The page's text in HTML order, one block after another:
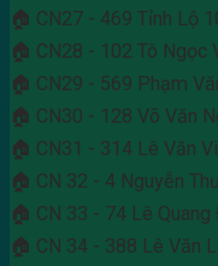
🏠 CN27 - 469 Tỉnh Lộ
🏠 CN28 - 102 Tô Ngọc
🏠 CN29 - 569 Phạm
🏠 CN30 - 128 Võ Văn
🏠 CN31 - 314 Lê Văn
🏠 CN 32 - 4 Nguyễn
🏠 CN 33 - 74 Lê Quang
🏠 CN 34 - 388 Lê Văn